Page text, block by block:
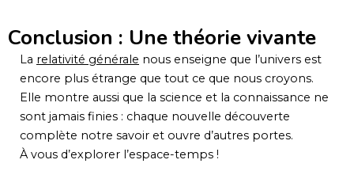
Conclusion : Une théorie vivante
La relativité générale nous enseigne que l’univers est
encore plus étrange que tout ce que nous croyons.
Elle montre aussi que la science et la connaissance ne
sont jamais finies : chaque nouvelle découverte
complète notre savoir et ouvre d’autres portes.
À vous d’explorer l’espace-temps !